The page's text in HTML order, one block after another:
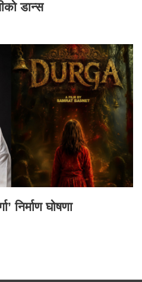
डान्स
निर्माण घोषणा